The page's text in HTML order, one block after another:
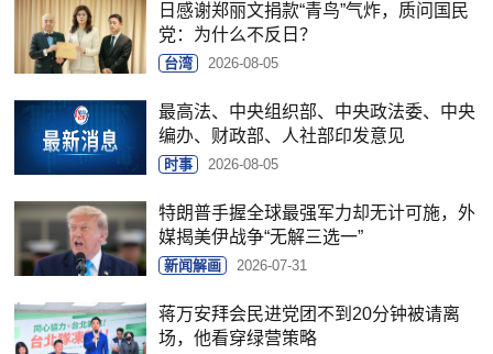
日感谢郑丽文捐款“青鸟”气炸，质问国民
党：为什么不反日？
台湾 2026-08-05
最高法、中央组织部、中央政法委、中央
编办、财政部、人社部印发意见
时事 2026-08-05
特朗普手握全球最强军力却无计可施，外
媒揭美伊战争“无解三选一”
新闻解画 2026-07-31
蒋万安拜会民进党团不到20分钟被请离
场，他看穿绿营策略